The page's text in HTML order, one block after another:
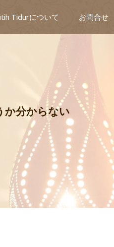
Tidurについて お問合せ
か分からない